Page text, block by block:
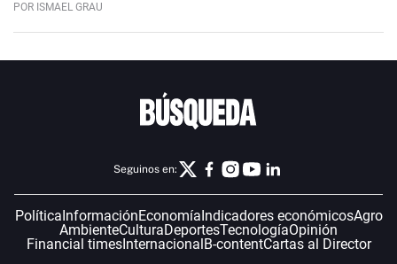
POR ISMAEL GRAU
Seguinos en:
PolíticaInformaciónEconomíaIndicadores económicosAgro
AmbienteCulturaDeportesTecnologíaOpinión
Financial timesInternacionalB-contentCartas al Director